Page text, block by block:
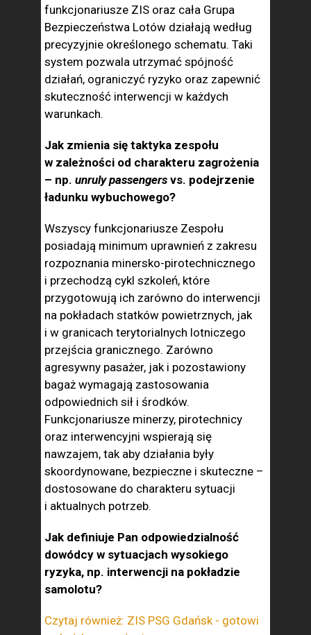
funkcjonariusze ZIS oraz cała Grupa
Bezpieczeństwa Lotów działają według
precyzyjnie określonego schematu. Taki
system pozwala utrzymać spójność
działań, ograniczyć ryzyko oraz zapewnić
skuteczność interwencji w każdych
warunkach.
Jak zmienia się taktyka zespołu
w zależności od charakteru zagrożenia
– np. unruly passengers vs. podejrzenie
ładunku wybuchowego?
Wszyscy funkcjonariusze Zespołu
posiadają minimum uprawnień z zakresu
rozpoznania minersko-pirotechnicznego
i przechodzą cykl szkoleń, które
przygotowują ich zarówno do interwencji
na pokładach statków powietrznych, jak
i w granicach terytorialnych lotniczego
przejścia granicznego. Zarówno
agresywny pasażer, jak i pozostawiony
bagaż wymagają zastosowania
odpowiednich sił i środków.
Funkcjonariusze minerzy, pirotechnicy
oraz interwencyjni wspierają się
nawzajem, tak aby działania były
skoordynowane, bezpieczne i skuteczne –
dostosowane do charakteru sytuacji
i aktualnych potrzeb.
Jak definiuje Pan odpowiedzialność
dowódcy w sytuacjach wysokiego
ryzyka, np. interwencji na pokładzie
samolotu?
Czytaj również: ZIS PSG Gdańsk - gotowi